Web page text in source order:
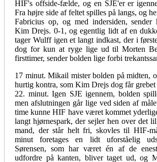
HIF's offside-fælde, og en SJE'er er
Fra højre side af feltet spilles på langs, og
Fabricius op, og med indersiden, sender
Kim Drejs. 0-1, og egentlig lidt af en
tager Wulff igen et langt indkast, der i
dog for kun at ryge lige ud til Morten
firsttimer, sender bolden lige forbi
17 minut. Mikail mister bolden på midten,
hurtig kontra, som Kim Drejs dog får
22. minut. Igen SJE igennem, bolden
men afslutningen går lige ved siden af
time kunne HIF have været kommet
langt hjørnespark, der sejler hen over det
mand, der står helt fri, skovles til HIF-
minut foretages en lidt uforståelig
Sørensen, som har været én af de
udfordre på kanten, bliver taget ud, og